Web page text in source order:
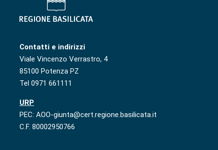
Contatti e indirizzi
Viale Vincenzo Verrastro, 4
85100 Potenza PZ
Tel 0971 661111
URP
PEC: AOO-giunta@cert.regione.basilicata.it
C.F. 80002950766